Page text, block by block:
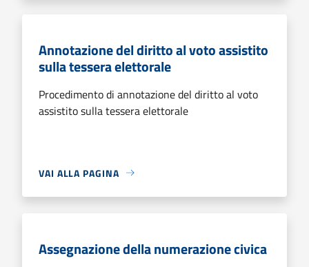
Annotazione del diritto al voto assistito
sulla tessera elettorale
Procedimento di annotazione del diritto al voto
assistito sulla tessera elettorale
VAI ALLA PAGINA
Assegnazione della numerazione civica